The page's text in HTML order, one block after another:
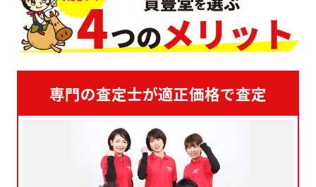
専門の査定士が適正価格で査定